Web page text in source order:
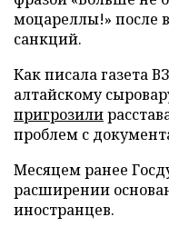
моцареллы!» после
санкций.
Как писала газета
алтайскому
пригрозили
проблем с
Месяцем ранее
расширении
иностранцев.